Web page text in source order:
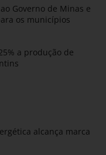
Governo de Minas e
os municípios
a produção de
alcança marca